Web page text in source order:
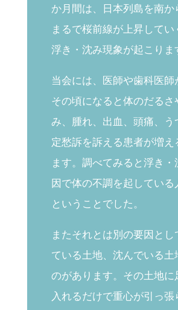
か月間は、日本列島を南か
まるで桜前線が上昇してい
浮き・沈み現象が起こりま
当会には、医師や歯科医師
その頃になると体のだるさ
み、腫れ、出血、頭痛、
う
定愁訴を訴える患者が増え
ます。調べてみると浮き・
因で体の不調を起している
ということでした。
またそれとは別の要因とし
ている土地、沈んでいる土
のがあります。その土地に
入れるだけで重心が引っ張